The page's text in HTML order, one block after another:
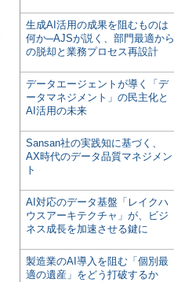
生成AI活用の成果を阻むものは
何か─AJSが説く、部門最適から
の脱却と業務プロセス再設計
データエージェントが導く「デ
ータマネジメント」の民主化と
AI活用の未来
Sansan社の実践知に基づく、
AX時代のデータ品質マネジメン
ト
AI対応のデータ基盤「レイクハ
ウスアーキテクチャ」が、ビジ
ネス成長を加速させる鍵に
製造業のAI導入を阻む「個別最
適の遺産」をどう打破するか